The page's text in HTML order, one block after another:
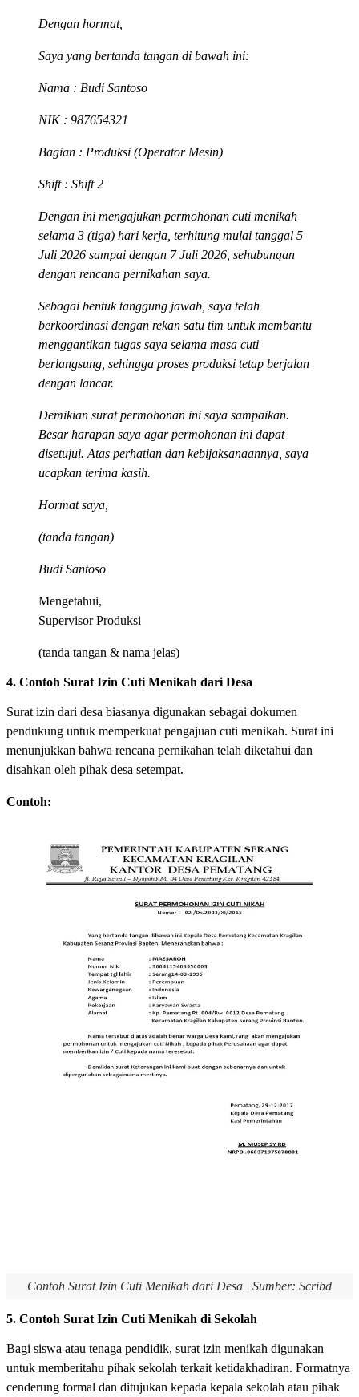
Dengan hormat,
Saya yang bertanda tangan di bawah ini:
Nama : Budi Santoso
NIK : 987654321
Bagian : Produksi (Operator Mesin)
Shift : Shift 2
Dengan ini mengajukan permohonan cuti menikah
selama 3 (tiga) hari kerja, terhitung mulai tanggal 5
Juli 2026 sampai dengan 7 Juli 2026, sehubungan
dengan rencana pernikahan saya.
Sebagai bentuk tanggung jawab, saya telah
berkoordinasi dengan rekan satu tim untuk membantu
menggantikan tugas saya selama masa cuti
berlangsung, sehingga proses produksi tetap berjalan
dengan lancar.
Demikian surat permohonan ini saya sampaikan.
Besar harapan saya agar permohonan ini dapat
disetujui. Atas perhatian dan kebijaksanaannya, saya
ucapkan terima kasih.
Hormat saya,
(tanda tangan)
Budi Santoso
Mengetahui,
Supervisor Produksi
(tanda tangan & nama jelas)
4. Contoh Surat Izin Cuti Menikah dari Desa
Surat izin dari desa biasanya digunakan sebagai dokumen
pendukung untuk memperkuat pengajuan cuti menikah. Surat ini
menunjukkan bahwa rencana pernikahan telah diketahui dan
disahkan oleh pihak desa setempat.
Contoh:
Contoh Surat Izin Cuti Menikah dari Desa | Sumber: Scribd
5. Contoh Surat Izin Cuti Menikah di Sekolah
Bagi siswa atau tenaga pendidik, surat izin menikah digunakan
untuk memberitahu pihak sekolah terkait ketidakhadiran. Formatnya
cenderung formal dan ditujukan kepada kepala sekolah atau pihak